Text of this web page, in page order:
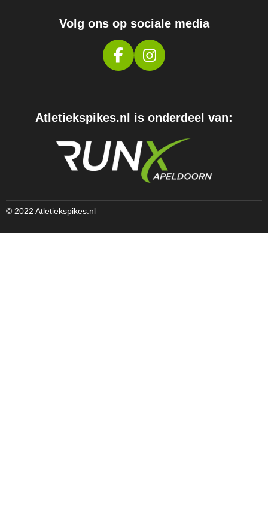
Volg ons op sociale media
F
B
O
K
I
A
R
A
M
Atletiekspikes.nl is onderdeel van:
© 2022 Atletiekspikes.nl